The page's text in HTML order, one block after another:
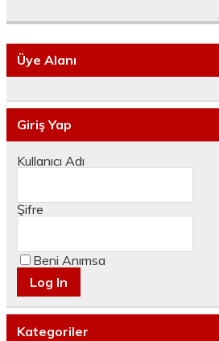
Üye Alanı
Giriş Yap
Kullanıcı Adı
Şifre
Beni Anımsa
Kategoriler